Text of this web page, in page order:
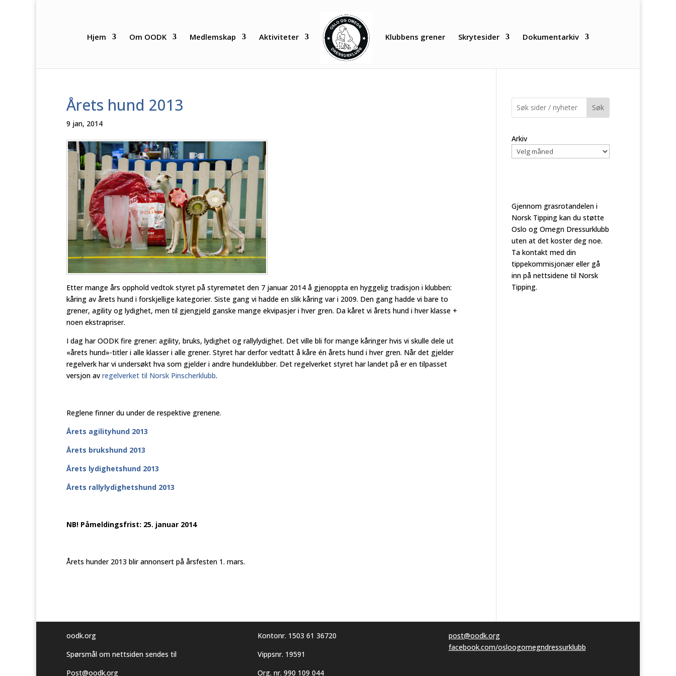
Hjem Om OODK Medlemskap Aktiviteter Klubbens grener Skrytesider Dokumentarkiv
Årets hund 2013
9 jan, 2014
Etter mange års opphold vedtok styret på styremøtet den 7 januar 2014 å gjenoppta en hyggelig tradisjon i klubben:
kåring av årets hund i forskjellige kategorier. Siste gang vi hadde en slik kåring var i 2009. Den gang hadde vi bare to
grener, agility og lydighet, men til gjengjeld ganske mange ekvipasjer i hver gren. Da kåret vi årets hund i hver klasse +
noen ekstrapriser.
I dag har OODK fire grener: agility, bruks, lydighet og rallylydighet. Det ville bli for mange kåringer hvis vi skulle dele ut
«årets hund»-titler i alle klasser i alle grener. Styret har derfor vedtatt å kåre én årets hund i hver gren. Når det gjelder
regelverk har vi undersøkt hva som gjelder i andre hundeklubber. Det regelverket styret har landet på er en tilpasset
versjon av regelverket til Norsk Pinscherklubb.
Reglene finner du under de respektive grenene.
Årets agilityhund 2013
Årets brukshund 2013
Årets lydighetshund 2013
Årets rallylydighetshund 2013
NB! Påmeldingsfrist: 25. januar 2014
Årets hunder 2013 blir annonsert på årsfesten 1. mars.
Søk
Arkiv
Gjennom grasrotandelen i
Norsk Tipping kan du støtte
Oslo og Omegn Dressurklubb
uten at det koster deg noe.
Ta kontakt med din
tippekommisjonær eller gå
inn på nettsidene til Norsk
Tipping.
oodk.org
Spørsmål om nettsiden sendes til
Post@oodk.org
Kontonr. 1503 61 36720
Vippsnr. 19591
Org. nr. 990 109 044
post@oodk.org
facebook.com/osloogomegndressurklubb